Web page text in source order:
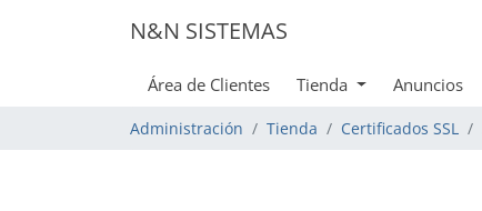
N&N SISTEMAS
Área de Clientes Tienda Anuncios
Administración Tienda Certificados SSL